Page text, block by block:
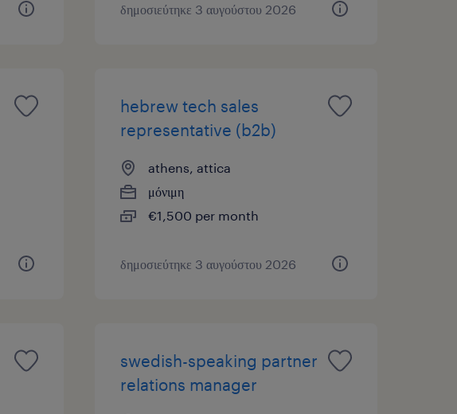
δημοσιεύτηκε 3 αυγούστου 2026
hebrew tech sales
representative (b2b)
athens, attica
μόνιμη
€1,500 per month
δημοσιεύτηκε 3 αυγούστου 2026
swedish-speaking partner
relations manager